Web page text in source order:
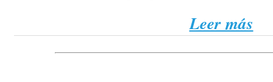
Leer más